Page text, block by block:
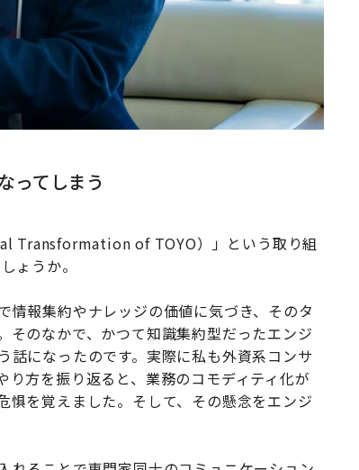
ってしまう
Transformation of TOYO）」という取り組
ょうか。
報集約やナレッジの価値に気づき、そのタ
のなかで、かつて知識集約型だったエンジ
話になったのです。実際に私も外資系コンサ
方を振り返ると、業務のコモディティ化が
を覚えました。そして、その懸念をエンジ